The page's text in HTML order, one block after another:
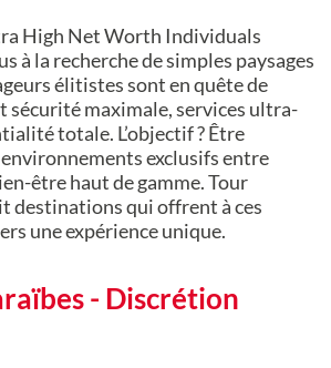
High Net Worth Individuals
à la recherche de simples paysages
élitistes sont en quête de
sécurité maximale, services ultra-
totale. L’objectif ? Être
exclusifs entre
être haut de gamme. Tour
destinations qui offrent à ces
une expérience unique.
- Discrétion